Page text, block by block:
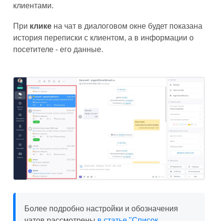
клиентами.
При клике на чат в диалоговом окне будет показана
история переписки с клиентом, а в информации о
посетителе - его данные.
Более подробно настройки и обозначения